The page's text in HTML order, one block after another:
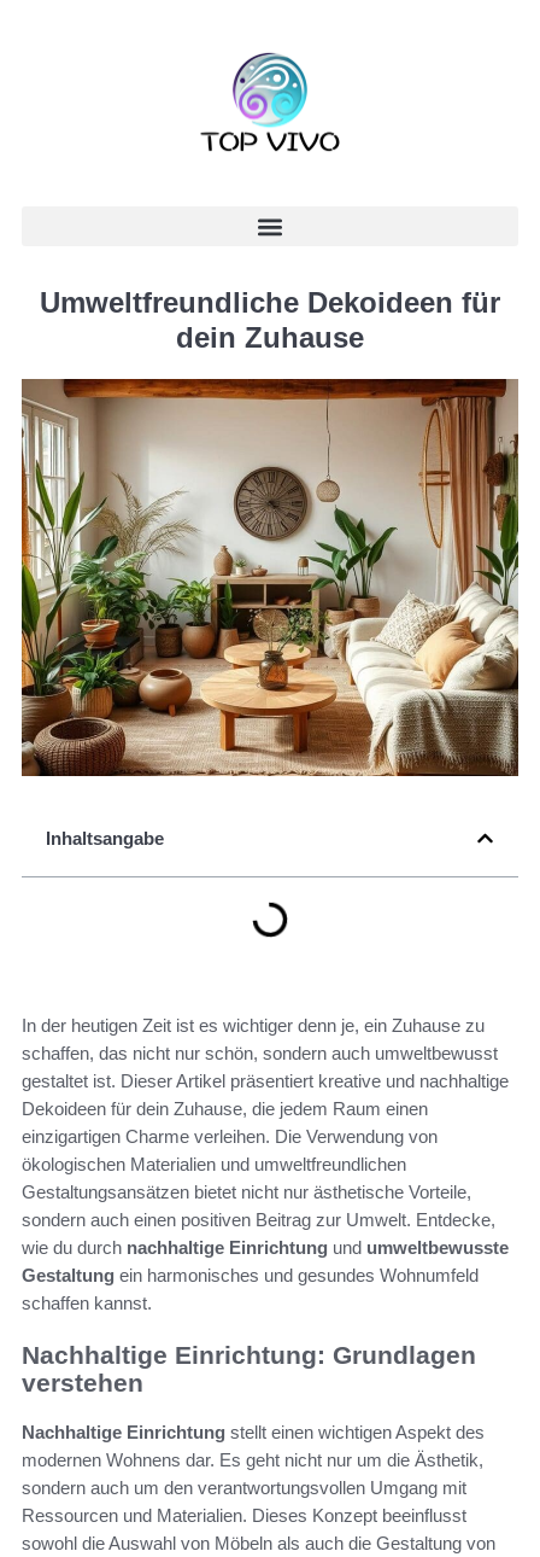
Umweltfreundliche Dekoideen für
dein Zuhause
Inhaltsangabe
In der heutigen Zeit ist es wichtiger denn je, ein Zuhause zu
schaffen, das nicht nur schön, sondern auch umweltbewusst
gestaltet ist. Dieser Artikel präsentiert kreative und nachhaltige
Dekoideen für dein Zuhause, die jedem Raum einen
einzigartigen Charme verleihen. Die Verwendung von
ökologischen Materialien und umweltfreundlichen
Gestaltungsansätzen bietet nicht nur ästhetische Vorteile,
sondern auch einen positiven Beitrag zur Umwelt. Entdecke,
wie du durch nachhaltige Einrichtung und umweltbewusste
Gestaltung ein harmonisches und gesundes Wohnumfeld
schaffen kannst.
Nachhaltige Einrichtung: Grundlagen
verstehen
Nachhaltige Einrichtung stellt einen wichtigen Aspekt des
modernen Wohnens dar. Es geht nicht nur um die Ästhetik,
sondern auch um den verantwortungsvollen Umgang mit
Ressourcen und Materialien. Dieses Konzept beeinflusst
sowohl die Auswahl von Möbeln als auch die Gestaltung von